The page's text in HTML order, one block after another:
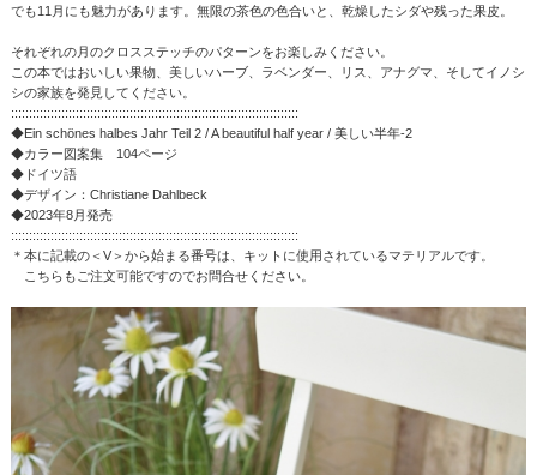
でも11月にも魅力があります。無限の茶色の色合いと、乾燥したシダや残った果皮。
それぞれの月のクロスステッチのパターンをお楽しみください。
この本ではおいしい果物、美しいハーブ、ラベンダー、リス、アナグマ、そしてイノシ
シの家族を発見してください。
::::::::::::::::::::::::::::::::::::::::::::::::::::::::::::::::::::::::::::::::
◆Ein schönes halbes Jahr Teil 2 / A beautiful half year / 美しい半年-2
◆カラー図案集 104ページ
◆ドイツ語
◆デザイン：Christiane Dahlbeck
◆2023年8月発売
::::::::::::::::::::::::::::::::::::::::::::::::::::::::::::::::::::::::::::::::
＊本に記載の＜V＞から始まる番号は、キットに使用されているマテリアルです。
こちらもご注文可能ですのでお問合せください。